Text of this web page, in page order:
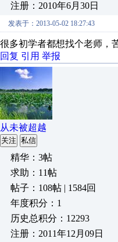
注册：2010年6月30日
发表于：2013-05-02 18:27:43
很多初学者都想找个老师，
回复 引用 举报
从未被超越
关注 私信
精华：3帖
求助：11帖
帖子：108帖 | 1584回
年度积分：1
历史总积分：12293
注册：2011年12月09日